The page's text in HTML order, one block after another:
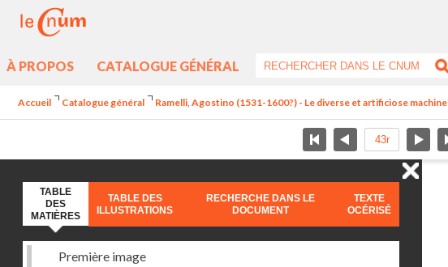
À PROPOS CATALOGUE GÉNÉRAL
Accueil Catalogue général Ramelli, Agostino (1531-1600?) - Le diverse et artificiose machine
TABLE
DES
MATIÈRES
TABLE DES
ILLUSTRATIONS
RECHERCHE DANS LE
DOCUMENT
TEXTE
OCÉRISÉ
Première image